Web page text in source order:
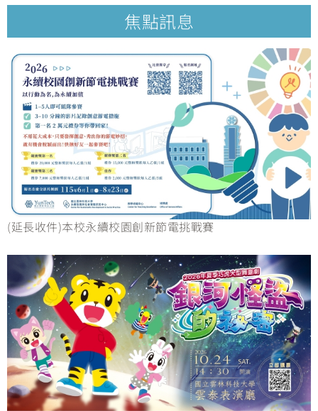
焦點訊息
(延長收件)本校永續校園創新節電挑戰賽